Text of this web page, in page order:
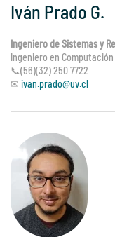
Iván Prado G.
Ingeniero de Sistemas y
Ingeniero en
📞(56)(32) 250 7722
✉ ivan.prado@uv.cl